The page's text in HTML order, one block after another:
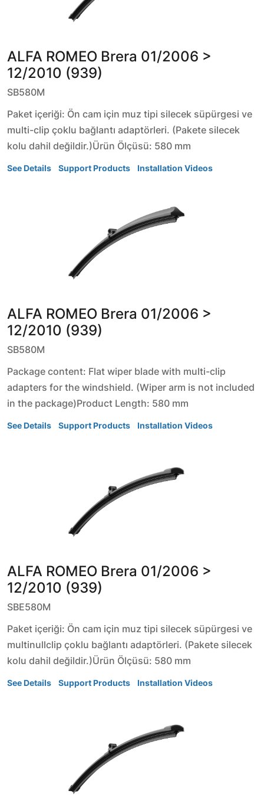
ALFA ROMEO Brera 01/2006 >
12/2010 (939)
SB580M
Paket içeriği: Ön cam için muz tipi silecek süpürgesi ve
multi-clip çoklu bağlantı adaptörleri. (Pakete silecek
kolu dahil değildir.)Ürün Ölçüsü: 580 mm
See Details Support Products Installation Videos
ALFA ROMEO Brera 01/2006 >
12/2010 (939)
SB580M
Package content: Flat wiper blade with multi-clip
adapters for the windshield. (Wiper arm is not included
in the package)Product Length: 580 mm
See Details Support Products Installation Videos
ALFA ROMEO Brera 01/2006 >
12/2010 (939)
SBE580M
Paket içeriği: Ön cam için muz tipi silecek süpürgesi ve
multinullclip çoklu bağlantı adaptörleri. (Pakete silecek
kolu dahil değildir.)Ürün Ölçüsü: 580 mm
See Details Support Products Installation Videos